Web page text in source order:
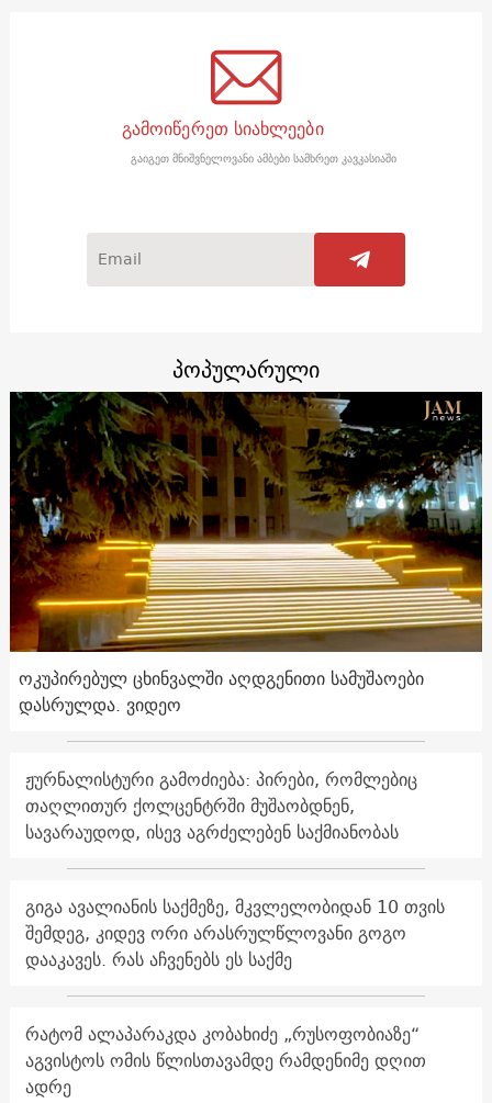
გამოიწერეთ სიახლეები
გაიგეთ მნიშვნელოვანი ამბები სამხრეთ კავკასიაში
პოპულარული
ოკუპირებულ ცხინვალში აღდგენითი სამუშაოები
დასრულდა. ვიდეო
ჟურნალისტური გამოძიება: პირები, რომლებიც
თაღლითურ ქოლცენტრში მუშაობდნენ,
სავარაუდოდ, ისევ აგრძელებენ საქმიანობას
გიგა ავალიანის საქმეზე, მკვლელობიდან 10 თვის
შემდეგ, კიდევ ორი არასრულწლოვანი გოგო
დააკავეს. რას აჩვენებს ეს საქმე
რატომ ალაპარაკდა კობახიძე „რუსოფობიაზე“
აგვისტოს ომის წლისთავამდე რამდენიმე დღით
ადრე